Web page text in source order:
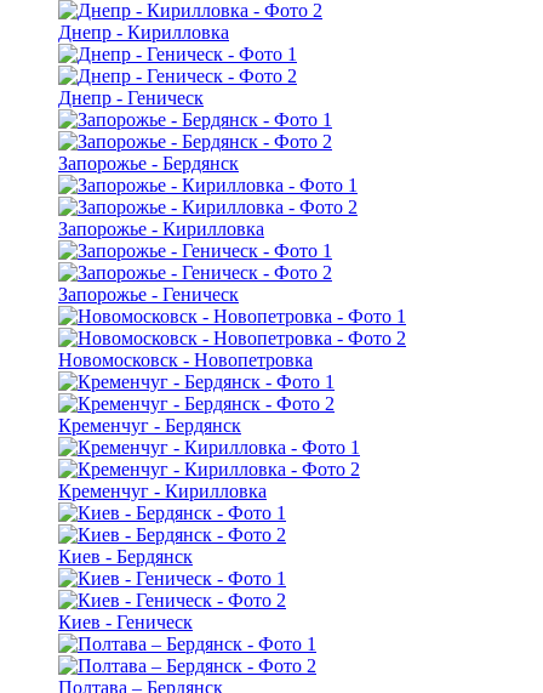
Днепр - Кирилловка
Днепр - Геническ
Запорожье - Бердянск
Запорожье - Кирилловка
Запорожье - Геническ
Новомосковск - Новопетровка
Кременчуг - Бердянск
Кременчуг - Кирилловка
Киев - Бердянск
Киев - Геническ
Полтава – Бердянск